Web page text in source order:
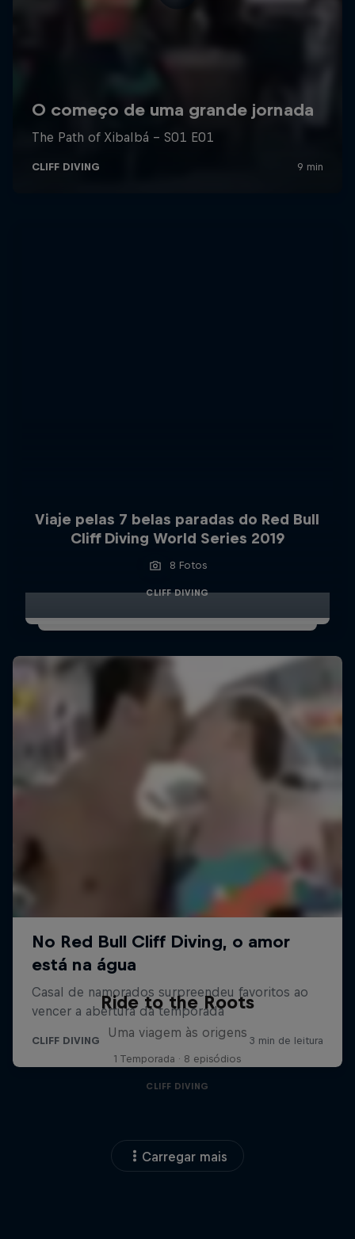
Viaje pelas 7 belas paradas do Red Bull
Cliff Diving World Series 2019
8 Fotos
CLIFF DIVING
Ride to the Roots
Uma viagem às origens
1 Temporada · 8 episódios
CLIFF DIVING
Carregar mais